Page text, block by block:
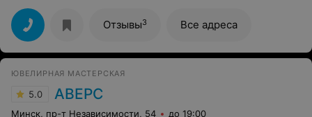
Отзывы3 Все адреса
ЮВЕЛИРНАЯ МАСТЕРСКАЯ
5.0 АВЕРС
Минск, пр-т Независимости, 54 до 19:00